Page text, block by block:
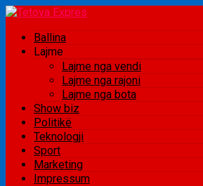
Ballina
Lajme
Lajme nga vendi
Lajme nga rajoni
Lajme nga bota
Show biz
Politikë
Teknologji
Sport
Marketing
Impressum